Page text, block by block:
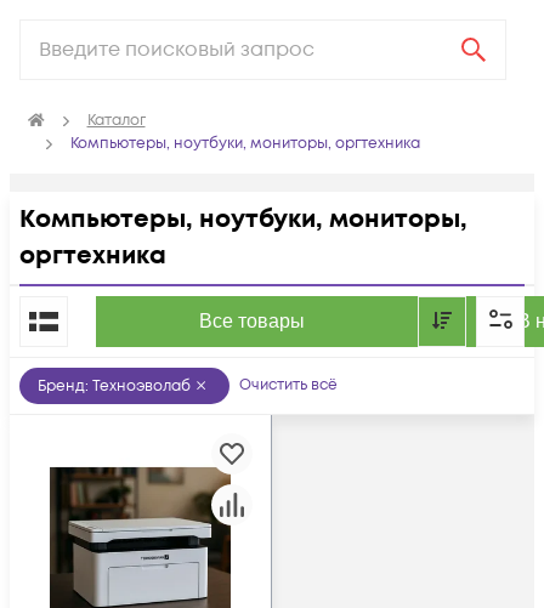
Каталог
Компьютеры, ноутбуки, мониторы, оргтехника
Компьютеры, ноутбуки, мониторы,
оргтехника
Все товары В
По популярности
Бренд: Техноэволаб Очистить всё